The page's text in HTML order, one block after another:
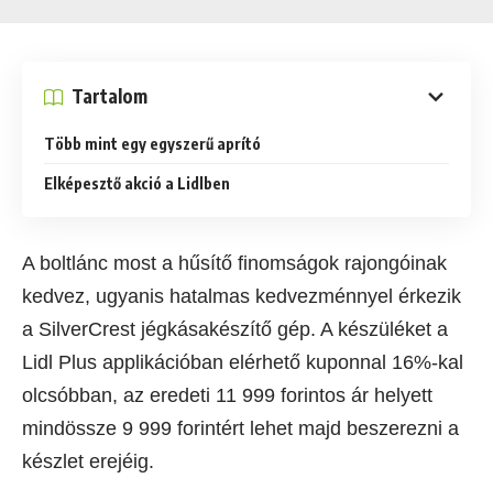
Tartalom
Több mint egy egyszerű aprító
Elképesztő akció a Lidlben
A boltlánc most a hűsítő finomságok rajongóinak
kedvez, ugyanis hatalmas kedvezménnyel érkezik
a SilverCrest jégkásakészítő gép. A készüléket a
Lidl Plus applikációban elérhető kuponnal 16%-kal
olcsóbban, az eredeti 11 999 forintos ár helyett
mindössze 9 999 forintért lehet majd beszerezni a
készlet erejéig.